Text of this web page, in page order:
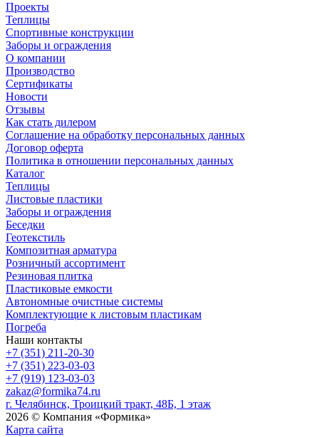
Проекты
Теплицы
Спортивные конструкции
Заборы и ограждения
О компании
Производство
Сертификаты
Новости
Отзывы
Как стать дилером
Соглашение на обработку персональных данных
Договор оферта
Политика в отношении персональных данных
Каталог
Теплицы
Листовые пластики
Заборы и ограждения
Беседки
Геотекстиль
Композитная арматура
Розничный ассортимент
Резиновая плитка
Пластиковые емкости
Автономные очистные системы
Комплектующие к листовым пластикам
Погреба
Наши контакты
+7 (351) 211-20-30
+7 (351) 223-03-03
+7 (919) 123-03-03
zakaz@formika74.ru
г. Челябинск, Троицкий тракт, 48Б, 1 этаж
2026 © Компания «Формика»
Карта сайта